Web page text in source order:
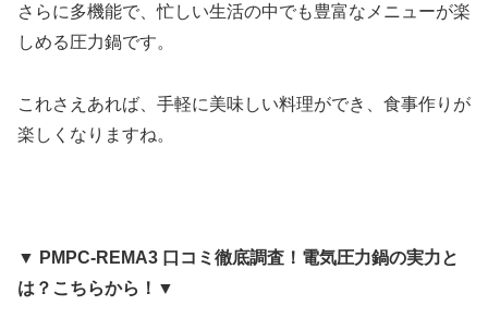
さらに多機能で、忙しい生活の中でも豊富なメニューが楽
しめる圧力鍋です。
これさえあれば、手軽に美味しい料理ができ、食事作りが
楽しくなりますね。
▼ PMPC-REMA3 口コミ徹底調査！電気圧力鍋の実力と
は？こちらから！▼